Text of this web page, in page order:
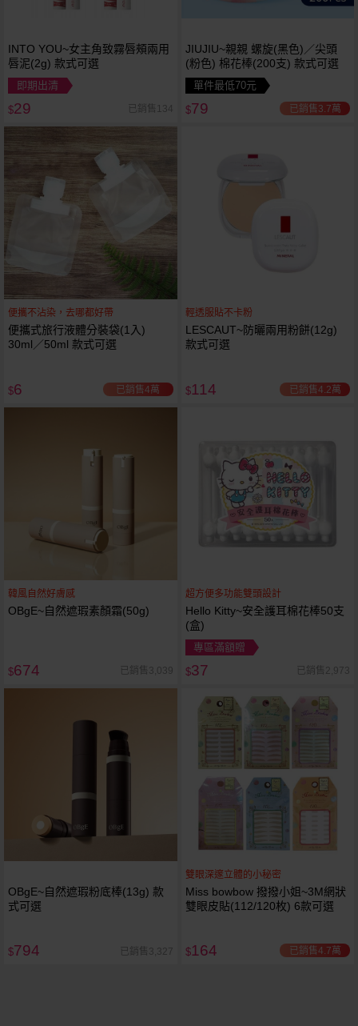
INTO YOU~女主角致霧唇頰兩用
唇泥(2g) 款式可選
即期出清
$29 已銷售134
JIUJIU~親親 螺旋(黑色)／尖頭
(粉色) 棉花棒(200支) 款式可選
單件最低70元
$79 已銷售3.7萬
便攜不沾染，去哪都好帶
便攜式旅行液體分裝袋(1入)
30ml／50ml 款式可選
$6 已銷售4萬
輕透服貼不卡粉
LESCAUT~防曬兩用粉餅(12g)
款式可選
$114 已銷售4.2萬
韓風自然好膚感
OBgE~自然遮瑕素顏霜(50g)
$674 已銷售3,039
超方便多功能雙頭設計
Hello Kitty~安全護耳棉花棒50支
(盒)
專區滿額贈
$37 已銷售2,973
OBgE~自然遮瑕粉底棒(13g) 款
式可選
$794 已銷售3,327
雙眼深邃立體的小秘密
Miss bowbow 撥撥小姐~3M網狀
雙眼皮貼(112/120枚) 6款可選
$164 已銷售4.7萬